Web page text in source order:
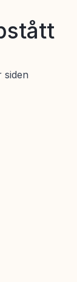
siden